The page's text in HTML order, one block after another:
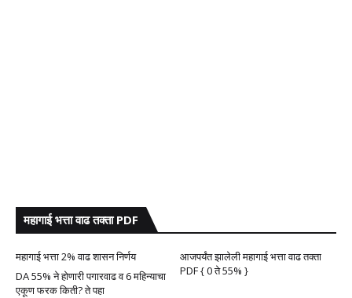
महागाई भत्ता वाढ तक्ता PDF
महागाई भत्ता 2% वाढ शासन निर्णय
आजपर्यंत झालेली महागाई भत्ता वाढ तक्ता
PDF { 0 ते 55% }
DA 55% ने होणारी पगारवाढ व 6 महिन्याचा
एकूण फरक किती? ते पहा